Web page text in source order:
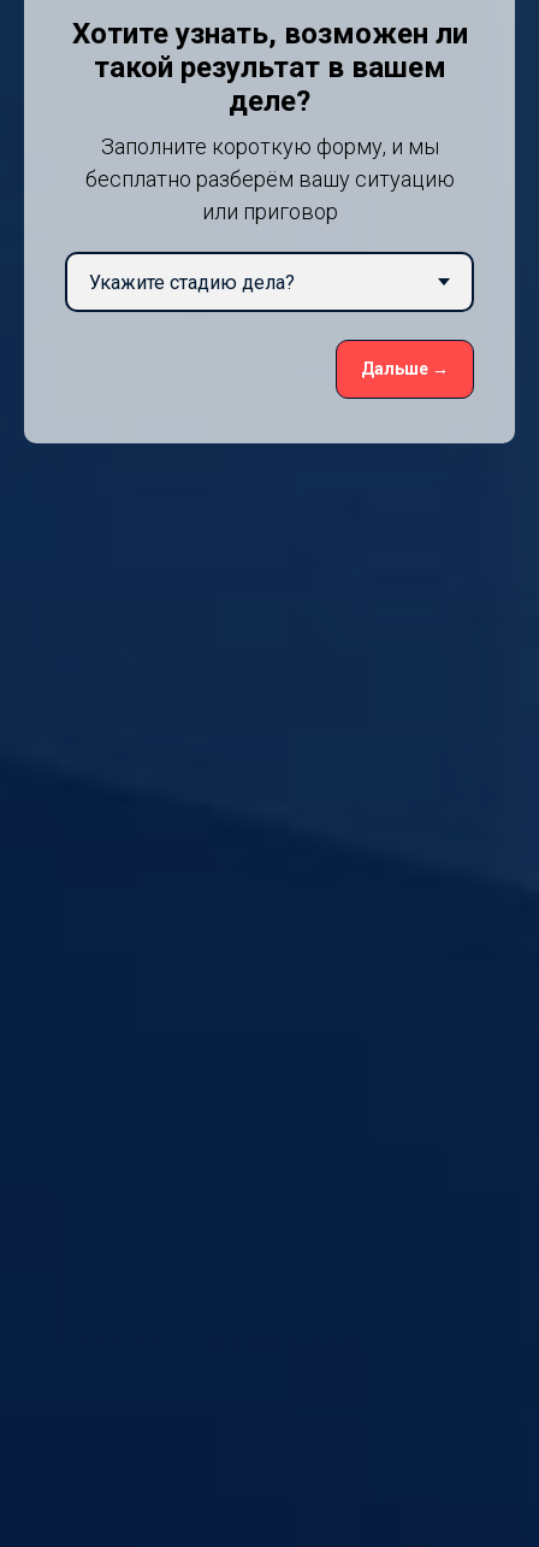
Хотите узнать, возможен ли
такой результат в вашем
деле?
Заполните короткую форму, и мы
бесплатно разберём вашу ситуацию
или приговор
Дальше →